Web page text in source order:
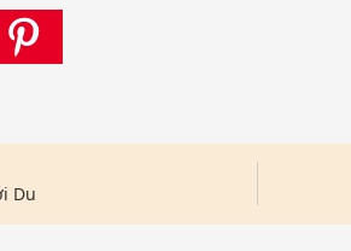
Du